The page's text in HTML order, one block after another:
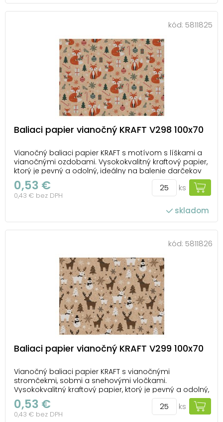
počet ks v balení: 25
kód: 5811825
Baliaci papier vianočný KRAFT V298 100x70
Vianočný baliaci papier KRAFT s motívom s líškami a
vianočnými ozdobami. Vysokokvalitný kraftový papier,
ktorý je pevný a odolný, ideálny na balenie darčekov
všetkých tvarov a veľkostí. Urobte radosť svojim
blízkym nielen obsahom, ale aj krásnym vzhľadom
darčeka. U nás nájdete všetko, čo potre...
0,53 €
0,43 € bez DPH
ks
skladom
kód: 5811826
Baliaci papier vianočný KRAFT V299 100x70
Vianočný baliaci papier KRAFT s vianočnými
stromčekmi, sobmi a snehovými vločkami.
Vysokokvalitný kraftový papier, ktorý je pevný a odolný,
ideálny na balenie darčekov všetkých tvarov a
veľkostí. Urobte radosť svojim blízkym nielen
obsahom, ale aj krásnym vzhľadom darčeka. U nás
0,53 €
0,43 € bez DPH
ks